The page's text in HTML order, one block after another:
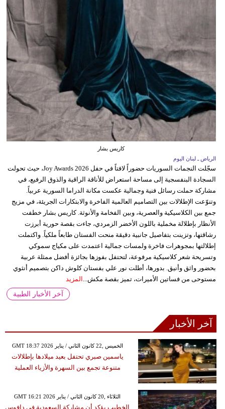
كاريس بشار
الرياض ـ لبنان اليوم
سجّلت النجمات السوريات حضوراً لافتاً في حفل Joy Awards 2026، حيث تحولت
السجادة البنفسجية إلى مساحة استعراض للأناقة الراقية والذوق الرفيع، في
مشاركة حملت رسائل فنية وجمالية عكست مكانة الدراما السورية عربياً.
وتنوّعت الإطلالات بين التصاميم العالمية الفاخرة والابتكارات الجريئة، في مزيج
جمع بين الكلاسيكية والعصرية، وبين الفخامة والأنوثة. كاريس بشار خطفت
الأنظار بإطلالة مخملية باللون الأخضر الزمردي، جاءت بقصة حورية أبرزت
رشاقتها، وتزينت بتفاصيل جانبية دقيقة منحت الفستان طابعاً ملكياً. واكتملت
إطلالتها بمجوهرات فاخرة ولمسات جمالية اعتمدت على مكياج سموكي
وتسريحة شعر كلاسيكية مرفوعة، لتحتفل بفوزها بجائزة أفضل ممثلة عربية
بحضور واثق وأنيق. بدورها، أطلت نور علي بفستان كلوش داكن بتصميم أنثوي
مستوحى من فساتين الأميرات، تميز بقصة مكش... المزيد
آخر الأخبار الطبية
آخر الأخبار
GMT 18:37 2026 الخميس ,22 كانون الثاني / يناير
ياسمين صبري تحتفل بعيد ميلادها بإطلالات
متنوعة تجمع بين السهرة والأزياء العملية
GMT 16:21 2026 الثلاثاء ,20 كانون الثاني / يناير
الخطيب يؤكد أن مشاركة السعودية في دافوس